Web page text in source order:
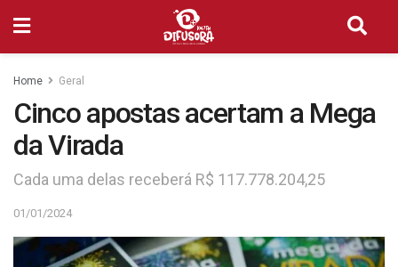
Home Geral
Cinco apostas acertam a Mega
da Virada
Cada uma delas receberá R$ 117.778.204,25
01/01/2024